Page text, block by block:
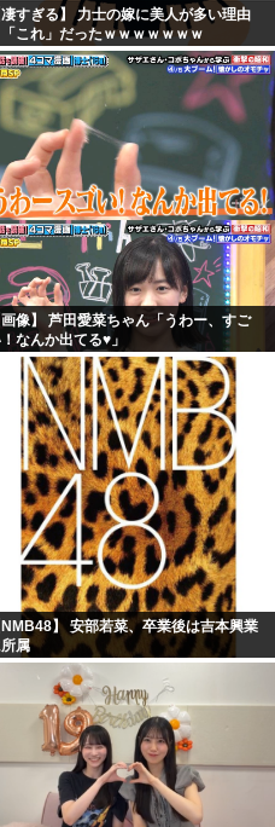
凄すぎる】 力士の嫁に美人が多い理由
これ」だったｗｗｗｗｗｗｗ
画像】 芦田愛菜ちゃん「うわー、すご
なんか出てる♥」
NMB48】 安部若菜、卒業後は吉本興業
属